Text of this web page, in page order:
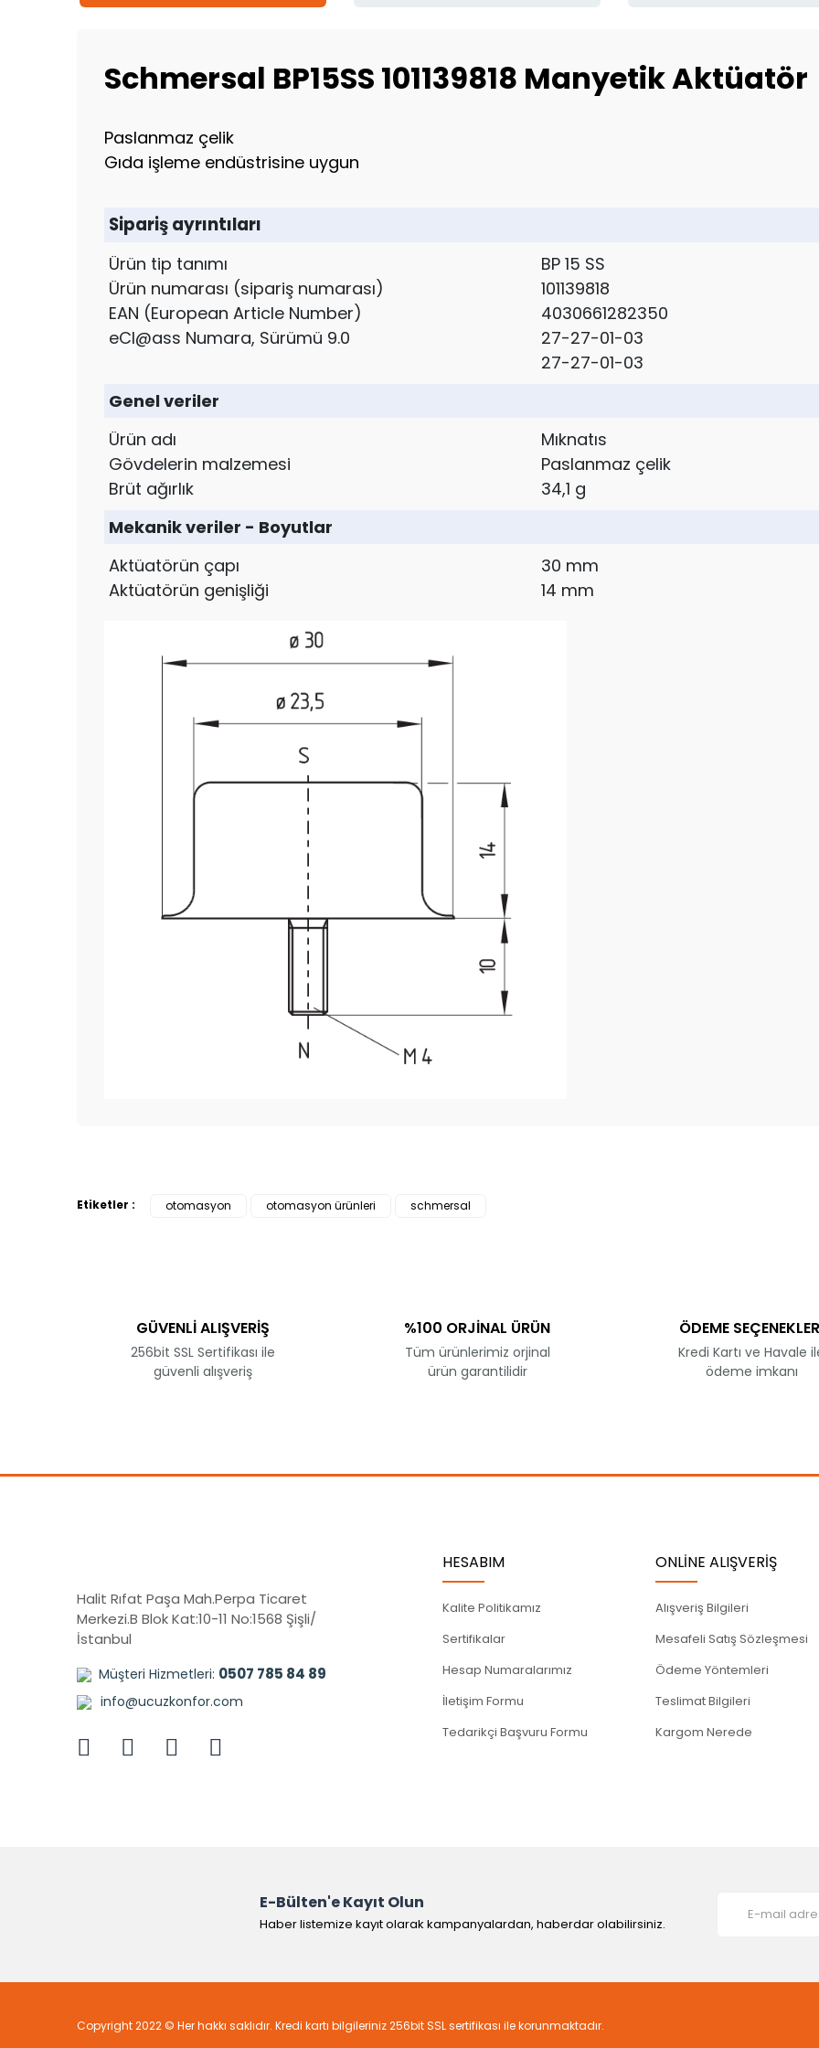
Schmersal BP15SS 101139818 Manyetik Aktüatör
Paslanmaz çelik
Gıda işleme endüstrisine uygun
Sipariş ayrıntıları
Ürün tip tanımı
BP 15 SS
Ürün numarası (sipariş numarası)
101139818
EAN (European Article Number)
4030661282350
eCl@ass Numara, Sürümü 9.0
27-27-01-03
27-27-01-03
Genel veriler
Ürün adı
Mıknatıs
Gövdelerin malzemesi
Paslanmaz çelik
Brüt ağırlık
34,1 g
Mekanik veriler - Boyutlar
Aktüatörün çapı
30 mm
Aktüatörün genişliği
14 mm
Bu ürüne benzer farklı alternatifler olmalı.
Etiketler : otomasyon otomasyon ürünleri schmersal
GÜVENLİ ALIŞVERİŞ
256bit SSL Sertifikası ile
güvenli alışveriş
%100 ORJİNAL ÜRÜN
Tüm ürünlerimiz orjinal
ürün garantilidir
ÖDEME
Kredi Kartı ve Havale
ödeme imkanı
Halit Rıfat Paşa Mah.Perpa Ticaret
Merkezi.B Blok Kat:10-11 No:1568 Şişli/
İstanbul
Müşteri Hizmetleri: 0507 785 84 89
info@ucuzkonfor.com
HESABIM
Kalite Politikamız
Sertifikalar
Hesap Numaralarımız
İletişim Formu
Tedarikçi Başvuru Formu
ONLİNE ALIŞVERİŞ
Alışveriş Bilgileri
Mesafeli Satış Sözleşmesi
Ödeme Yöntemleri
Teslimat Bilgileri
Kargom Nerede
E-Bülten'e Kayıt Olun
Haber listemize kayıt olarak kampanyalardan, haberdar olabilirsiniz.
Copyright 2022 © Her hakkı saklıdır. Kredi kartı bilgileriniz 256bit SSL sertifikası ile korunmaktadır.